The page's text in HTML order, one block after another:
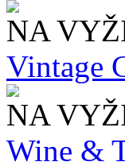
NA
Vintage
NA
Wine &